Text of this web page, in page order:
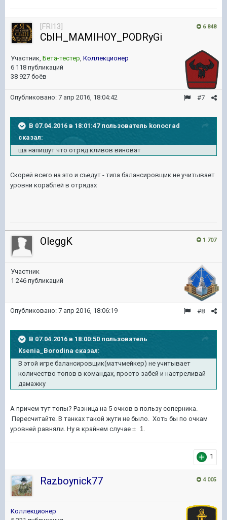
6 848
[FRI13]
CbIH_MAMIHOY_PODRyGi
Участник, Бета-тестер, Коллекционер
6 118 публикаций
38 927 боёв
#7
Опубликовано: 7 апр 2016, 18:04:42
В 07.04.2016 в 18:01:47 пользователь konocrad
сказал:
ща напишут что отряд кливов виноват
Скорей всего на это и съедут - типа балансировщик не учитывает
уровни кораблей в отрядах
1 707
OleggK
Участник
1 246 публикаций
#8
Опубликовано: 7 апр 2016, 18:06:19
В 07.04.2016 в 18:00:50 пользователь
Ksenia_Borodina сказал:
В этой игре балансировщик(матчмейкер) не учитывает
количество топов в командах, просто забей и настреливай
дамажку
А причем тут топы? Разница на 5 очков в пользу соперника.
Пересчитайте. В танках такой жути не было. Хоть бы по очкам
уровней равняли. Ну в крайнем случае ± 1.
1
4 005
Razboynick77
Коллекционер